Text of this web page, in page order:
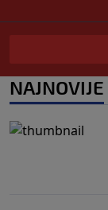
NAJNOVIJE